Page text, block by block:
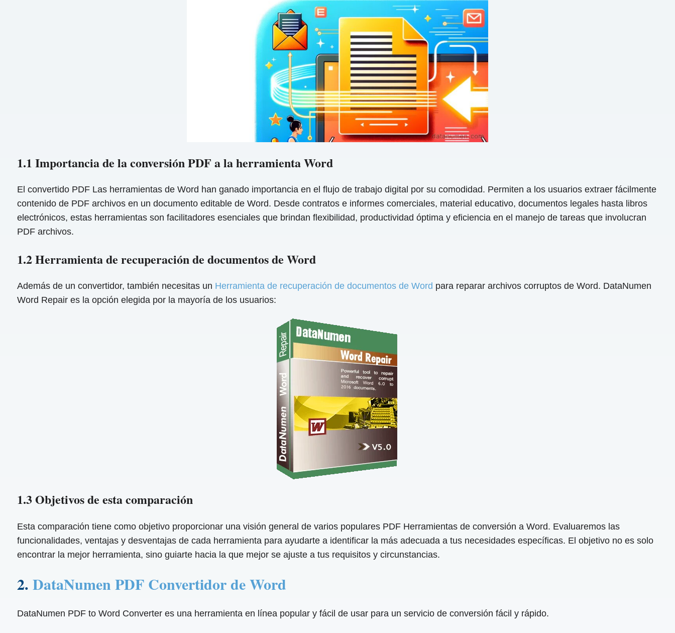
1.1 Importancia de la conversión PDF a la herramienta Word
El convertido PDF Las herramientas de Word han ganado importancia en el flujo de trabajo digital por su comodidad. Permiten a los usuarios extraer fácilmente
contenido de PDF archivos en un documento editable de Word. Desde contratos e informes comerciales, material educativo, documentos legales hasta libros
electrónicos, estas herramientas son facilitadores esenciales que brindan flexibilidad, productividad óptima y eficiencia en el manejo de tareas que involucran
PDF archivos.
1.2 Herramienta de recuperación de documentos de Word
Además de un convertidor, también necesitas un Herramienta de recuperación de documentos de Word para reparar archivos corruptos de Word. DataNumen
Word Repair es la opción elegida por la mayoría de los usuarios:
1.3 Objetivos de esta comparación
Esta comparación tiene como objetivo proporcionar una visión general de varios populares PDF Herramientas de conversión a Word. Evaluaremos las
funcionalidades, ventajas y desventajas de cada herramienta para ayudarte a identificar la más adecuada a tus necesidades específicas. El objetivo no es solo
encontrar la mejor herramienta, sino guiarte hacia la que mejor se ajuste a tus requisitos y circunstancias.
2. DataNumen PDF Convertidor de Word
DataNumen PDF to Word Converter es una herramienta en línea popular y fácil de usar para un servicio de conversión fácil y rápido.